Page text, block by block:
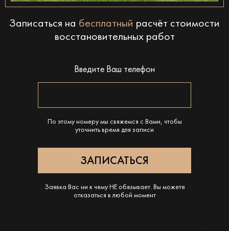
Записаться на бесплатный расчёт стоимости
восстановительных работ
Введите Ваш телефон
По этому номеру мы свяжемся с Вами, чтобы
уточнить время для записи
Заявка Вас ни к чему НЕ обязывает. Вы можете
отказаться в любой момент